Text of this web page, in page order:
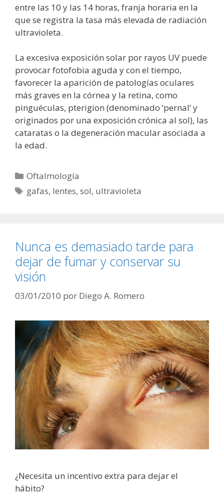
entre las 10 y las 14 horas, franja horaria en la
que se registra la tasa más elevada de radiación
ultravioleta.
La excesiva exposición solar por rayos UV puede
provocar fotofobia aguda y con el tiempo,
favorecer la aparición de patologías oculares
más graves en la córnea y la retina, como
pinguéculas, pterigion (denominado ‘pernal’ y
originados por una exposición crónica al sol), las
cataratas o la degeneración macular asociada a
la edad.
Categorías
Oftalmología
Etiquetas
gafas, lentes,sol, ultravioleta
Nunca es demasiado tarde para
dejar de fumar y conservar su
visión
03/01/2010 por Diego A. Romero
¿Necesita un incentivo extra para dejar el
hábito?